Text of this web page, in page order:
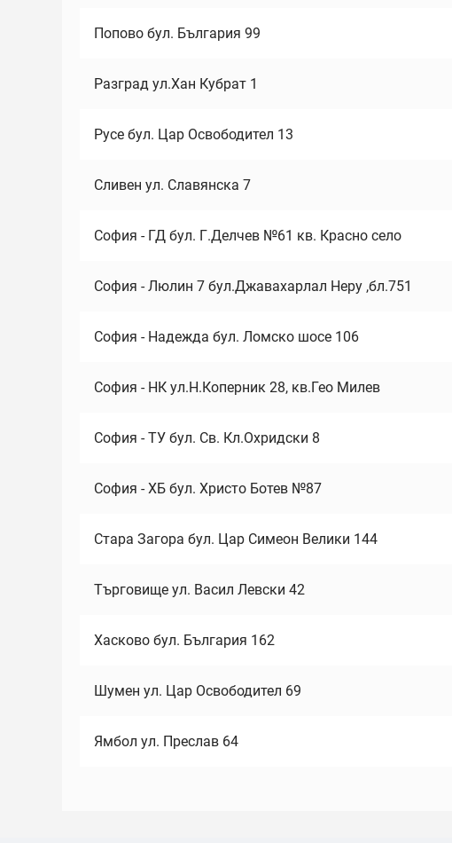
Попово бул. България 99
Разград ул.Хан Кубрат 1
Русе бул. Цар Освободител 13
Сливен ул. Славянска 7
София - ГД бул. Г.Делчев №61 кв. Красно село
София - Люлин 7 бул.Джавахарлал Неру ,бл.751
София - Надежда бул. Ломско шосе 106
София - НК ул.Н.Коперник 28, кв.Гео Милев
София - ТУ бул. Св. Кл.Охридски 8
София - ХБ бул. Христо Ботев №87
Стара Загора бул. Цар Симеон Велики 144
Търговище ул. Васил Левски 42
Хасково бул. България 162
Шумен ул. Цар Освободител 69
Ямбол ул. Преслав 64